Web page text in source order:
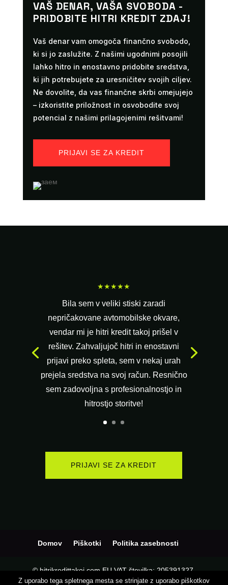
VAŠ DENAR, VAŠA SVOBODA -
PRIDOBITE HITRI KREDIT ZDAJ!
Vaš denar vam omogoča finančno svobodo,
ki si jo zaslužite. Z našimi ugodnimi posojili
lahko hitro in enostavno pridobite sredstva,
ki jih potrebujete za uresničitev svojih ciljev.
Ne dovolite, da vas finančne skrbi omejujejo
– izkoristite priložnost in osvobodite svoj
potencial z našimi prilagojenimi rešitvami!
PRIJAVI SE ZA KREDIT
★★★★★
Bila sem v veliki stiski zaradi
nepričakovane avtomobilske okvare,
vendar mi je hitri kredit takoj prišel v
rešitev. Zahvaljujoč hitri in enostavni
prijavi preko spleta, sem v nekaj urah
prejela sredstva na svoj račun. Resnično
sem zadovoljna s profesionalnostjo in
hitrostjo storitve!
PRIJAVI SE ZA KREDIT
Domov Piškotki Politika zasebnosti
© hitrikredittakoj.com EU VAT številka: 205391327,
Podjetje:KD CAPITAL LTD, Naslov: UL.L. KARAVELOV
Z uporabo tega spletnega mesta se strinjate z uporabo piškotkov